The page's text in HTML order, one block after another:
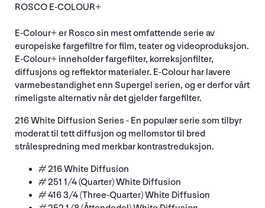
ROSCO E-COLOUR+
E-Colour+ er Rosco sin mest omfattende serie av
europeiske fargefiltre for film, teater og videoproduksjon.
E-Colour+ inneholder fargefilter, korreksjonfilter,
diffusjons og reflektor materialer. E-Colour har lavere
varmebestandighet enn Supergel serien, og er derfor vårt
rimeligste alternativ når det gjelder fargefilter.
216 White Diffusion Series - En populær serie som tilbyr
moderat til tett diffusjon og mellomstor til bred
strålespredning med merkbar kontrastreduksjon.
# 216 White Diffusion
# 251 1/4 (Quarter) White Diffusion
# 416 3/4 (Three-Quarter) White Diffusion